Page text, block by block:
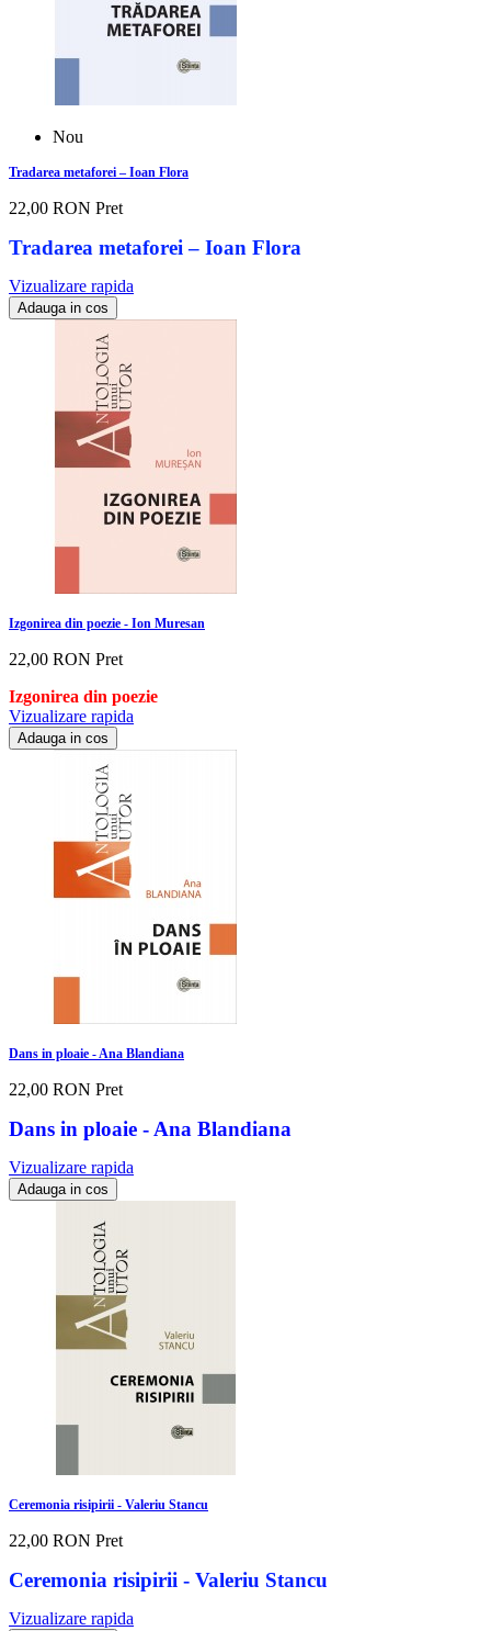
Nou
Tradarea metaforei – Ioan Flora
22,00 RON Pret
Tradarea metaforei – Ioan Flora
Vizualizare rapida
Adauga in cos
Izgonirea din poezie - Ion Muresan
22,00 RON Pret
Izgonirea din poezie
Vizualizare rapida
Adauga in cos
Dans in ploaie - Ana Blandiana
22,00 RON Pret
Dans in ploaie - Ana Blandiana
Vizualizare rapida
Adauga in cos
Ceremonia risipirii - Valeriu Stancu
22,00 RON Pret
Ceremonia risipirii - Valeriu Stancu
Vizualizare rapida